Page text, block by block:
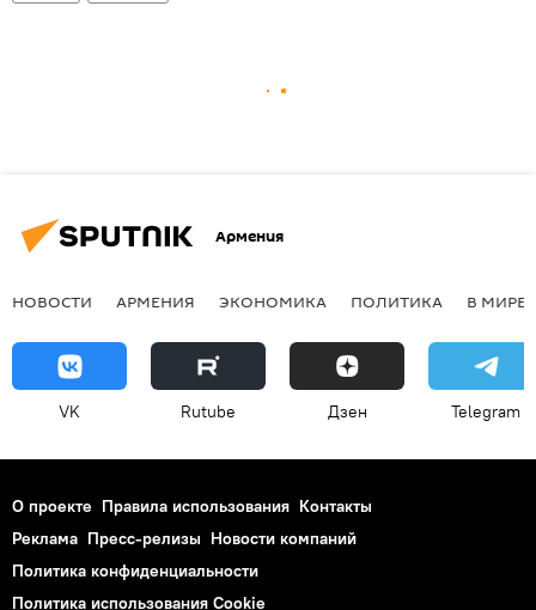
Армения
НОВОСТИ АРМЕНИЯ ЭКОНОМИКА ПОЛИТИКА В МИРЕ
VK Rutube Дзен Telegram
О проекте Правила использования Контакты
Реклама Пресс-релизы Новости компаний
Политика конфиденциальности
Политика использования Cookie